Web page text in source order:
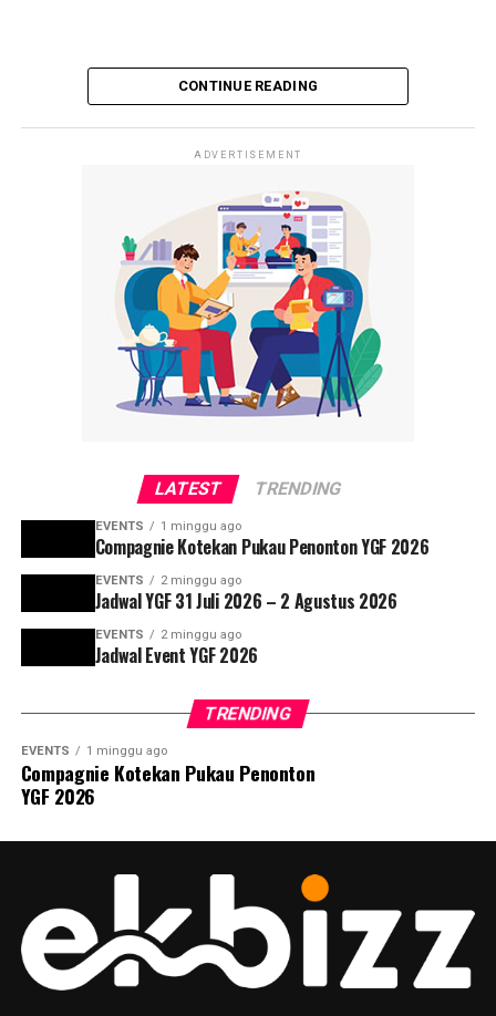
CONTINUE READING
ADVERTISEMENT
LATEST TRENDING
EVENTS 1 minggu ago
Compagnie Kotekan Pukau Penonton YGF 2026
EVENTS 2 minggu ago
Jadwal YGF 31 Juli 2026 – 2 Agustus 2026
EVENTS 2 minggu ago
Jadwal Event YGF 2026
TRENDING
EVENTS 1 minggu ago
Compagnie Kotekan Pukau Penonton
YGF 2026